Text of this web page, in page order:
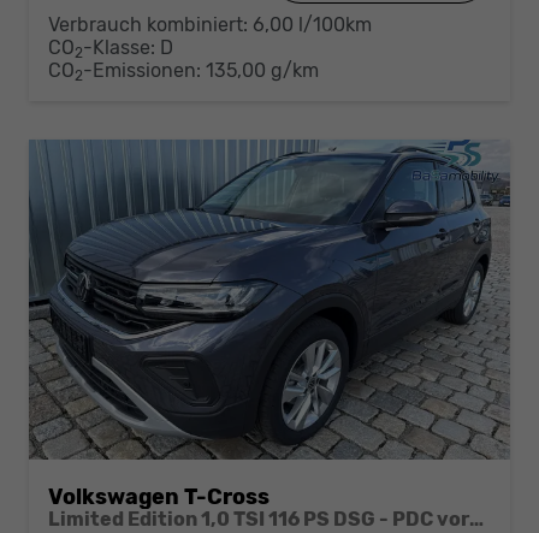
Verbrauch kombiniert: 6,00 l/100km
CO2-Klasse: D
CO2-Emissionen: 135,00 g/km
Volkswagen T-Cross
Limited Edition 1,0 TSI 116 PS DSG - PDC vorne/hinten-Rückfahrkamera-AppleCarPlay/AndroidAuto-2 Zonen Klimaautomatik-USB C-ACC inkl. TravelAssist-LED-Keyless Go-Sofort